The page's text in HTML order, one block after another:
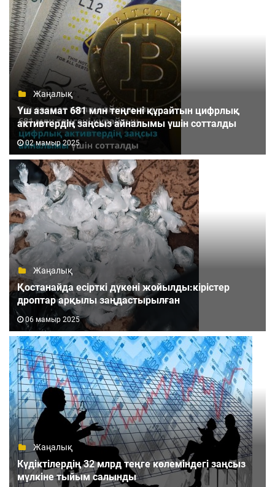
Жаңалық
Үш азамат 681 млн теңгені құрайтын цифрлық
активтердің заңсыз айналымы үшін сотталды
02 мамыр 2025
Жаңалық
Қостанайда есірткі дүкені жойылды:кірістер
дроптар арқылы заңдастырылған
06 мамыр 2025
Жаңалық
Күдіктілердің 32 млрд теңге көлеміндегі заңсыз
мүлкіне тыйым салынды